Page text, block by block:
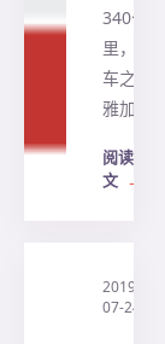
340公
里，通
车之后
雅加…
阅读全
文 →
2019-
07-24